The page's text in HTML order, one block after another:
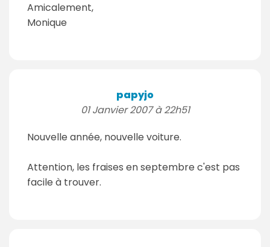
Amicalement,
Monique
papyjo
01 Janvier 2007 à 22h51
Nouvelle année, nouvelle voiture.
Attention, les fraises en septembre c'est pas
facile à trouver.